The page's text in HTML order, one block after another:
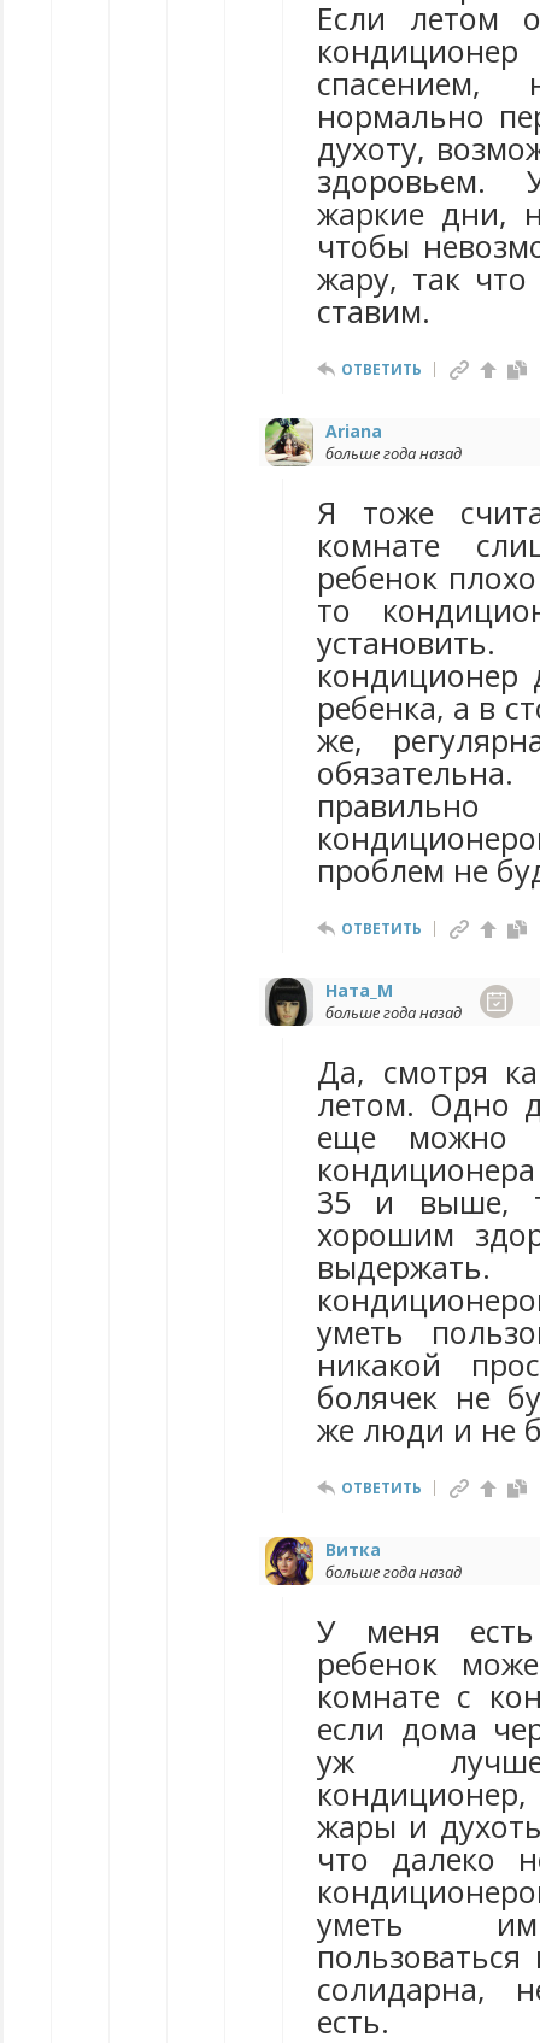
Если летом
нормально
духоту,
жаркие дни,
чтобы
жару, так
ставим.
ОТВЕТИТЬ
Ariana
больше года назад
Я тоже
комнате
ребенок
то
кондиционер
ребенка, а в
же,
правильно
проблем не
ОТВЕТИТЬ
Ната_М
больше года назад
Да, смотря
летом. Одно
еще можно
35 и выше,
хорошим
уметь
никакой
болячек не
же люди и не
ОТВЕТИТЬ
Витка
больше года назад
У меня
ребенок
комнате с
если дома
уж лучше
кондиционер,
жары и
что далеко
уметь им
солидарна,
есть.